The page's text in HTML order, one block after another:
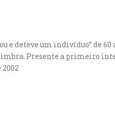
deteve um indivíduo” de
Presente a primeiro